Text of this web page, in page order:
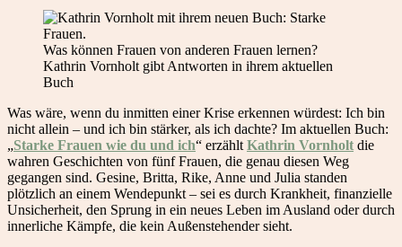
Was können Frauen von anderen Frauen lernen?
Kathrin Vornholt gibt Antworten in ihrem aktuellen
Buch
Was wäre, wenn du inmitten einer Krise erkennen würdest: Ich bin
nicht allein – und ich bin stärker, als ich dachte? Im aktuellen Buch:
„Starke Frauen wie du und ich“ erzählt Kathrin Vornholt die
wahren Geschichten von fünf Frauen, die genau diesen Weg
gegangen sind. Gesine, Britta, Rike, Anne und Julia standen
plötzlich an einem Wendepunkt – sei es durch Krankheit, finanzielle
Unsicherheit, den Sprung in ein neues Leben im Ausland oder durch
innerliche Kämpfe, die kein Außenstehender sieht.